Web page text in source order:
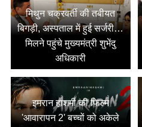
मिथुन चक्रवर्ती की तबीयत
बिगड़ी, अस्पताल में हुई सर्जरी…
मिलने पहुंचे मुख्यमंत्री शुभेंदु
अधिकारी
इमरान हाशमी की फिल्म
'आवारापन 2' बच्चों को अकेले